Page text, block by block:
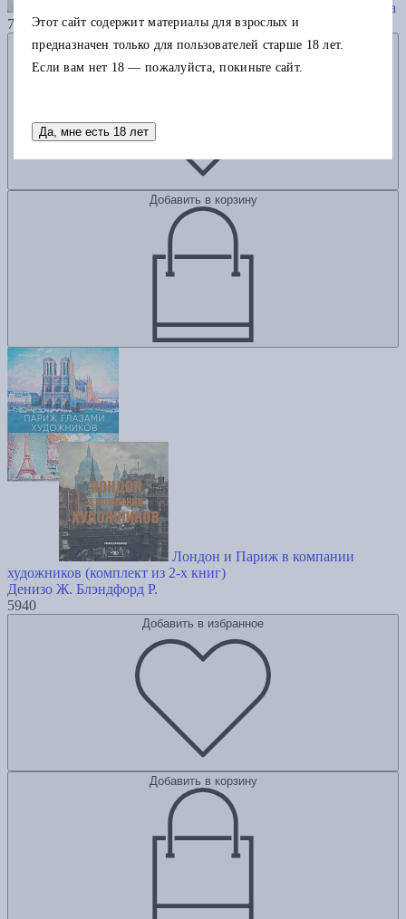
Книга графики Бориса Мессерера
7000
Добавить в избранное
Добавить в корзину
Лондон и Париж в компании
художников (комплект из 2-х книг)
Денизо Ж. Блэндфорд Р.
5940
Добавить в избранное
Добавить в корзину
Этот сайт содержит материалы для взрослых и
предназначен только для пользователей старше 18 лет.
Если вам нет 18 — пожалуйста, покиньте сайт.
Да, мне есть 18 лет